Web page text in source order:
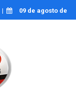
|
09 de agosto de